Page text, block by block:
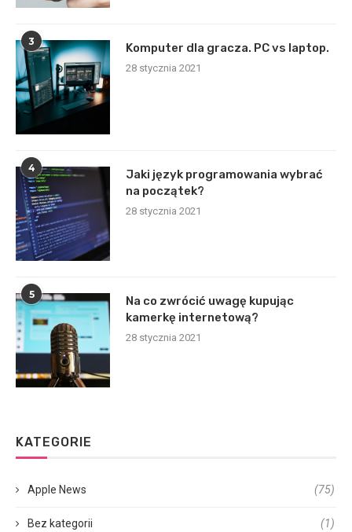
3
Komputer dla gracza. PC vs laptop.
28 stycznia 2021
4
Jaki język programowania wybrać
na początek?
28 stycznia 2021
5
Na co zwrócić uwagę kupując
kamerkę internetową?
28 stycznia 2021
KATEGORIE
Apple News (75)
Bez kategorii (1)